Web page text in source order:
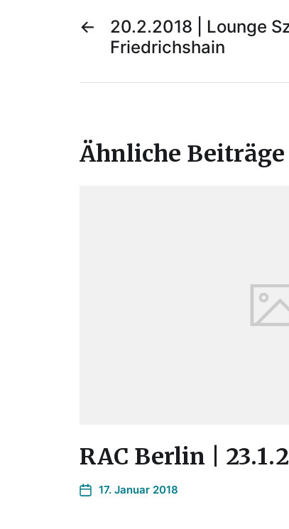
←
20.2.2018 | Lounge
Friedrichshain
Ähnliche Beiträge
RAC Berlin |
17. Januar 2018